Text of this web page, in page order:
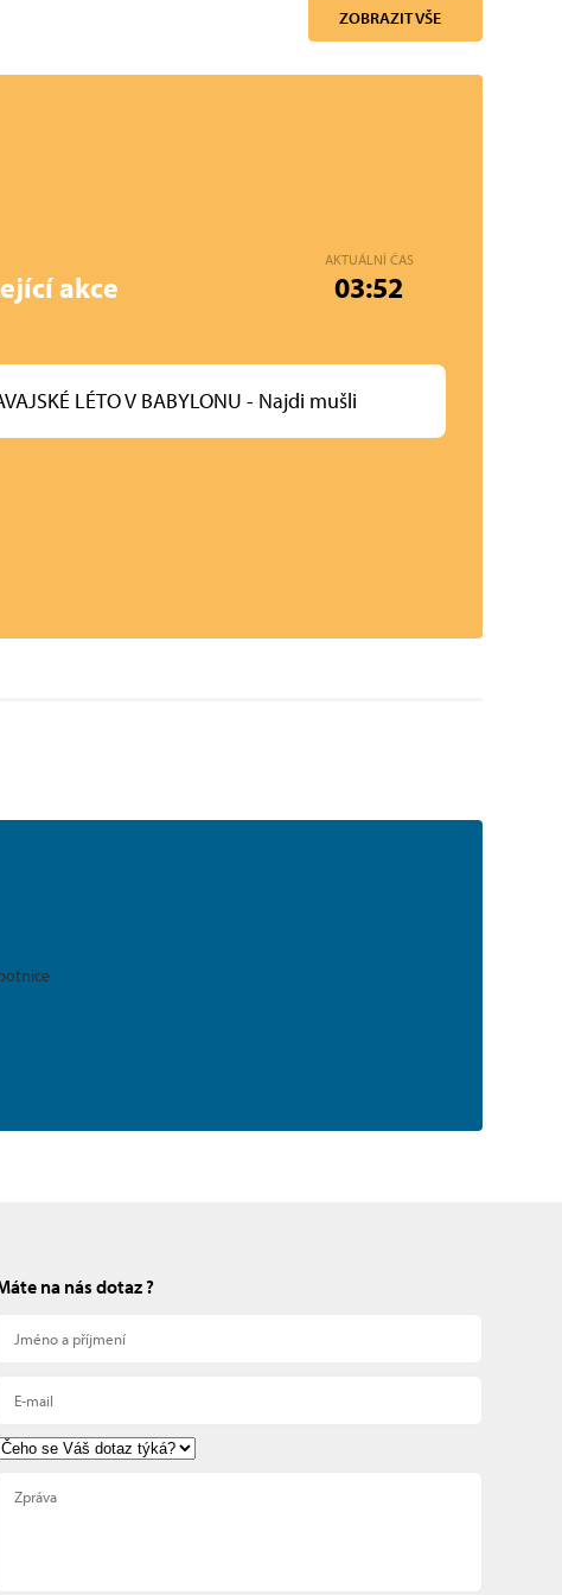
ZOBRAZIT VŠE
akce
AKTUÁLNÍ ČAS
03:52
LÉTO V BABYLONU - Najdi mušli
na nás dotaz ?